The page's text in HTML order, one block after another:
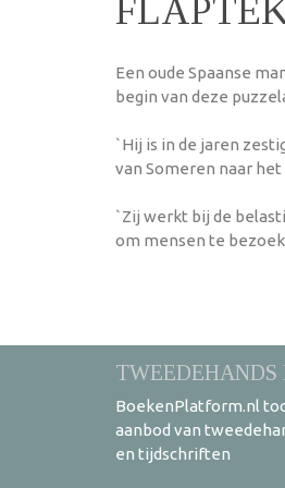
Een oude Spaanse
begin van deze
`Hij is in de jaren
van Someren naar
`Zij werkt bij de
om mensen te
TWEEDEHANDS
BoekenPlatform.nl
aanbod van
en tijdschriften